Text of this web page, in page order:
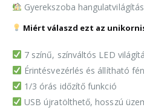
Gyerekszoba
Miért válaszd ezt az
7 színű, színváltós LED
Érintésvezérlés és állítható
1/3 órás időzítő funkció
USB újratölthető, hosszú